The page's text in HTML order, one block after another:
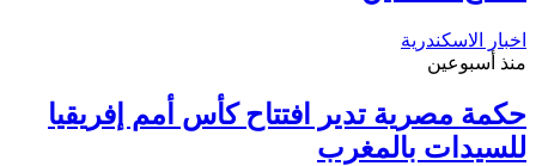
اخبار الاسكندرية
منذ أسبوعين
حكمة مصرية تدير افتتاح كأس أمم إفريقيا
للسيدات بالمغرب